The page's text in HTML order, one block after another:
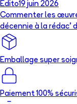
Édito19 juin 2026
Commenter les
décennie à la rédac’
Emballage super
Paiement 100%